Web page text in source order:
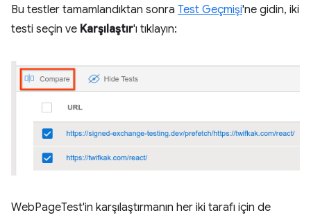
Bu testler tamamlandıktan sonra Test Geçmişi'ne gidin, iki
testi seçin ve Karşılaştır'ı tıklayın:
WebPageTest'in karşılaştırmanın her iki tarafı için de